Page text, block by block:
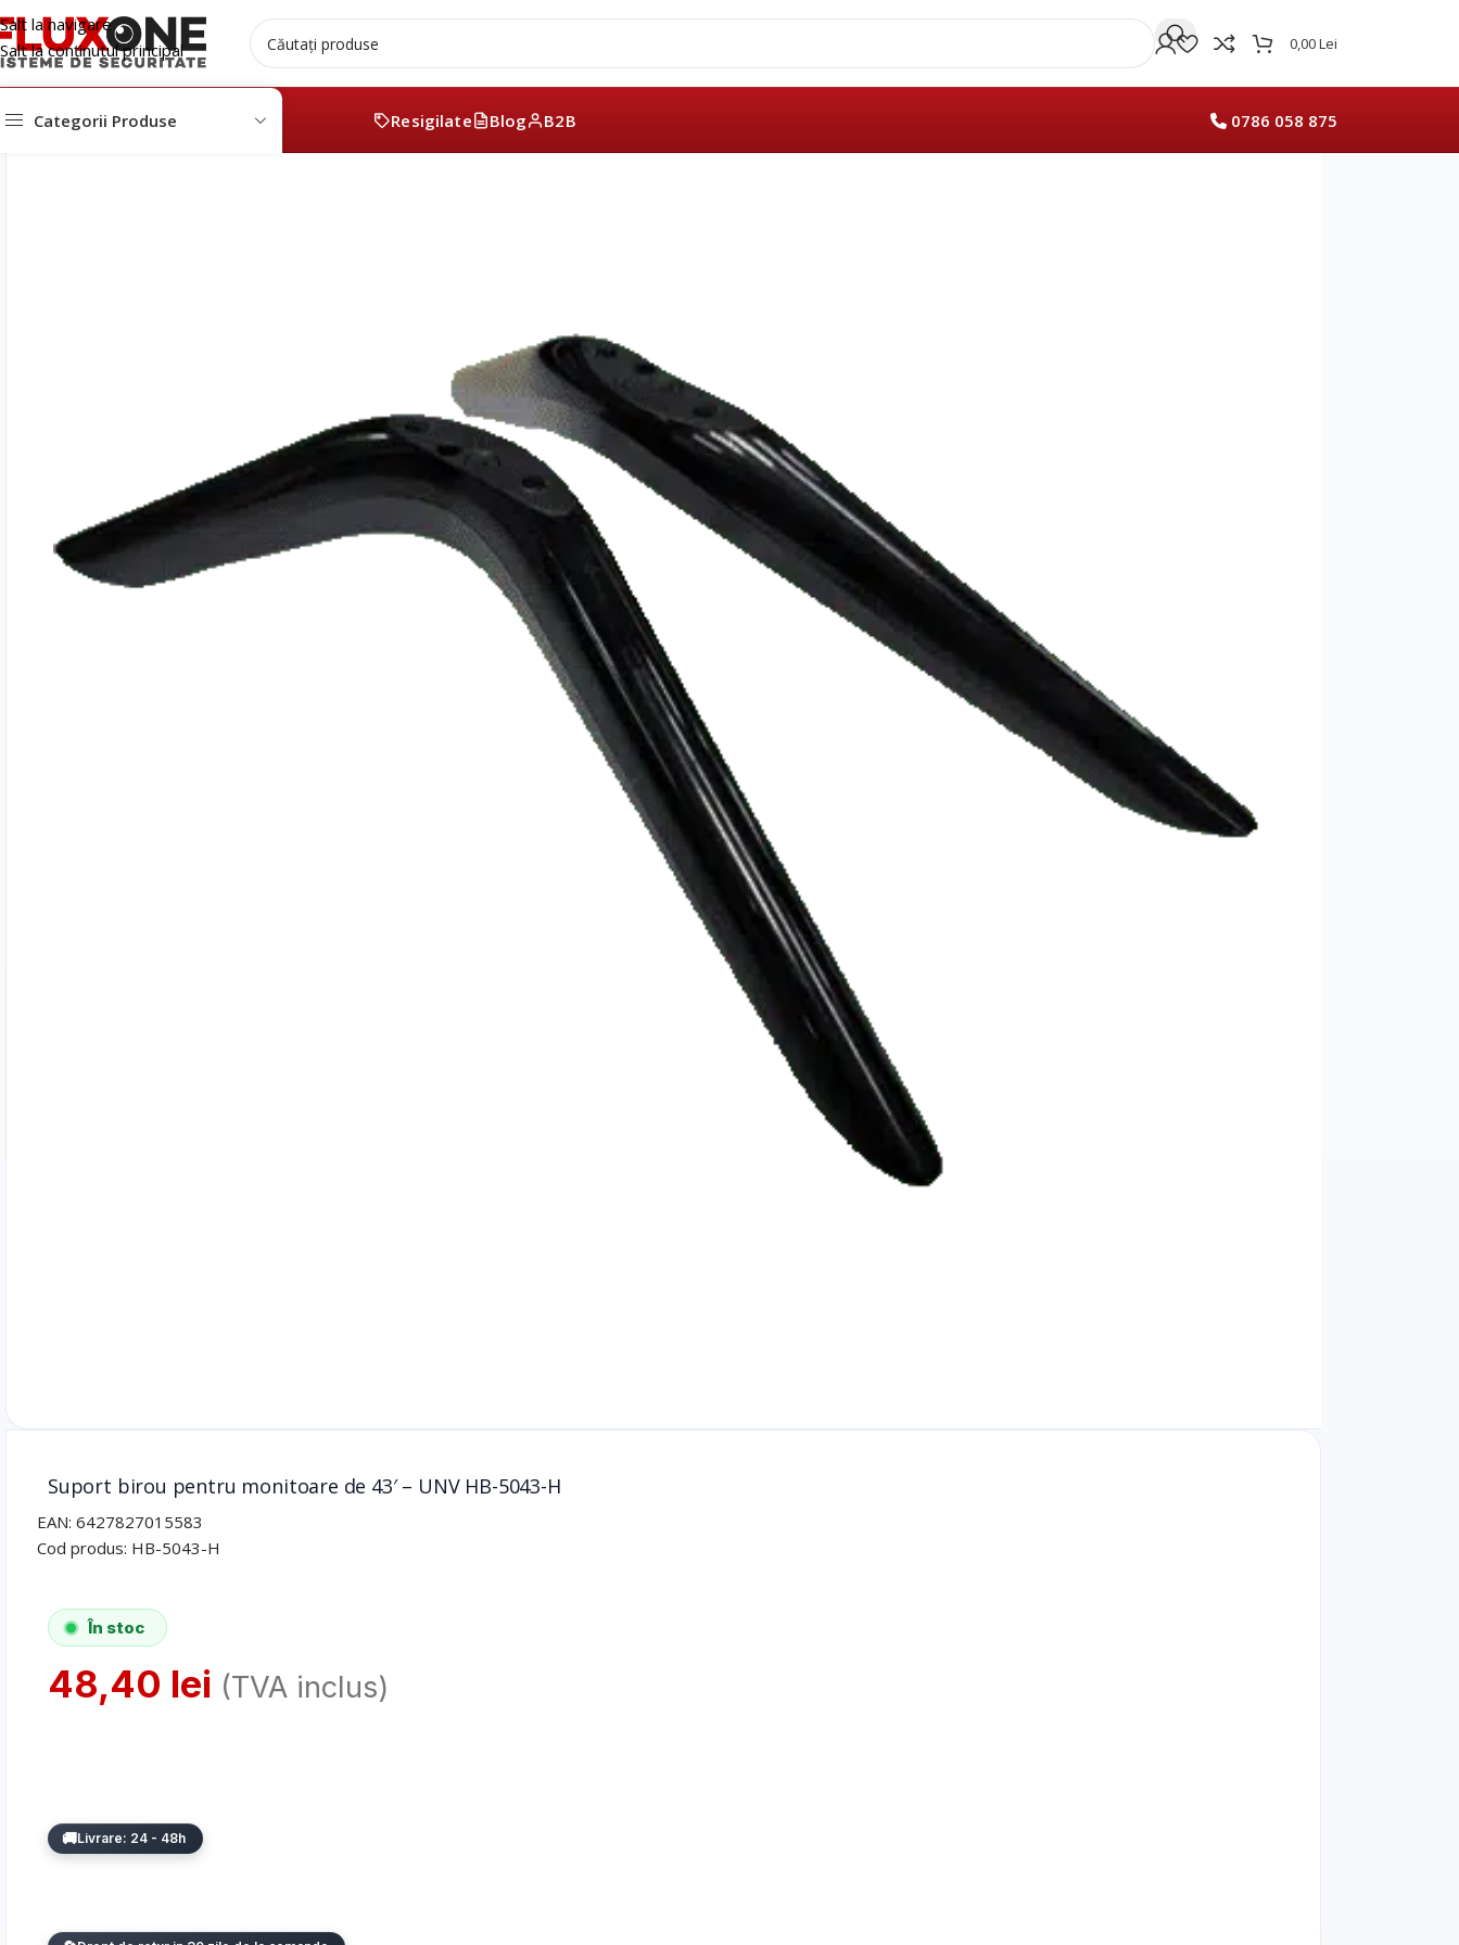
Salt la navigare
Salt la conținutul principal
0,00Lei
Categorii Produse Resigilate Blog B2B 0786 058 875
Supraveghere Video Monitoare si videodecodere
Suport birou pentru monitoare de 43′ – UNV HB-5043-H
EAN: 6427827015583
Cod produs: HB-5043-H
În stoc
48,40 lei (TVA inclus)
Livrare: 24 - 48h